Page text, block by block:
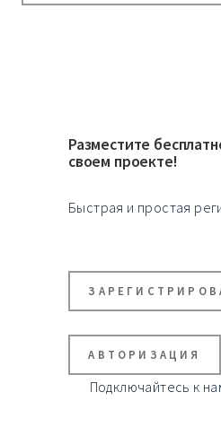
Разместите
своем проекте!
Быстрая и простая
АВТОРИЗАЦИЯ
Подключайтесь к